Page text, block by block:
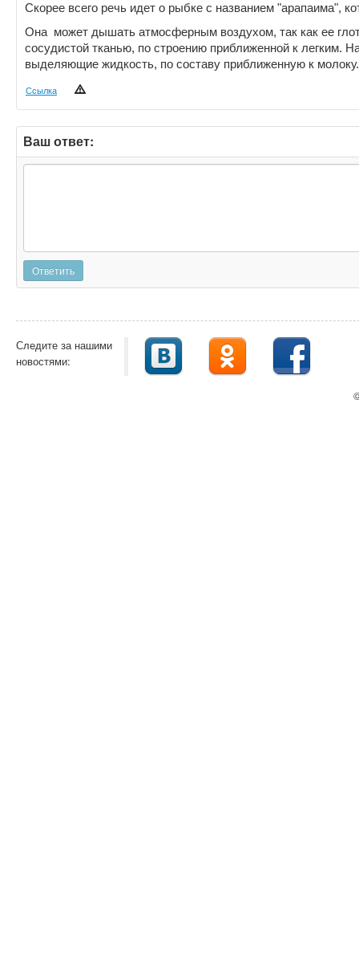
Скорее всего речь идет о рыбке с названием "арапаима",
Она может дышать атмосферным воздухом, так как ее
сосудистой тканью, по строению приближенной к легким.
выделяющие жидкость, по составу приближенную к
Ссылка
Ваш ответ:
Ответить
Следите за нашими
новостями: